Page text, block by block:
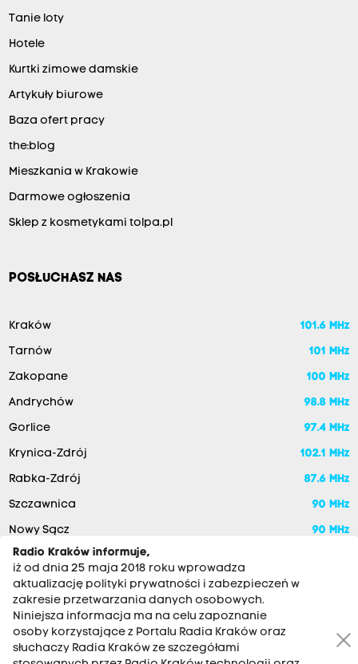
Tanie loty
Hotele
Kurtki zimowe damskie
Artykuły biurowe
Baza ofert pracy
the:blog
Mieszkania w Krakowie
Darmowe ogłoszenia
Sklep z kosmetykami tolpa.pl
POSŁUCHASZ NAS
Kraków 101.6 MHz
Tarnów 101 MHz
Zakopane 100 MHz
Andrychów 98.8 MHz
Gorlice 97.4 MHz
Krynica-Zdrój 102.1 MHz
Rabka-Zdrój 87.6 MHz
Szczawnica 90 MHz
Nowy Sącz
90 MHz
Radio Kraków informuje,
iż od dnia 25 maja 2018 roku wprowadza
aktualizację polityki prywatności i zabezpieczeń w
zakresie przetwarzania danych osobowych.
Niniejsza informacja ma na celu zapoznanie
osoby korzystające z Portalu Radia Kraków oraz
słuchaczy Radia Kraków ze szczegółami